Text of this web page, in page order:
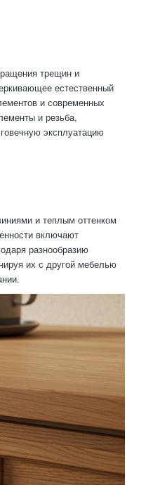
трещин и
естественный
и современных
и резьба,
эксплуатацию
и теплым оттенком
включают
разнообразию
их с другой мебелью